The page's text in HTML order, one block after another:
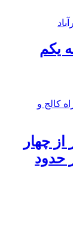
یکم
چهار
حدود